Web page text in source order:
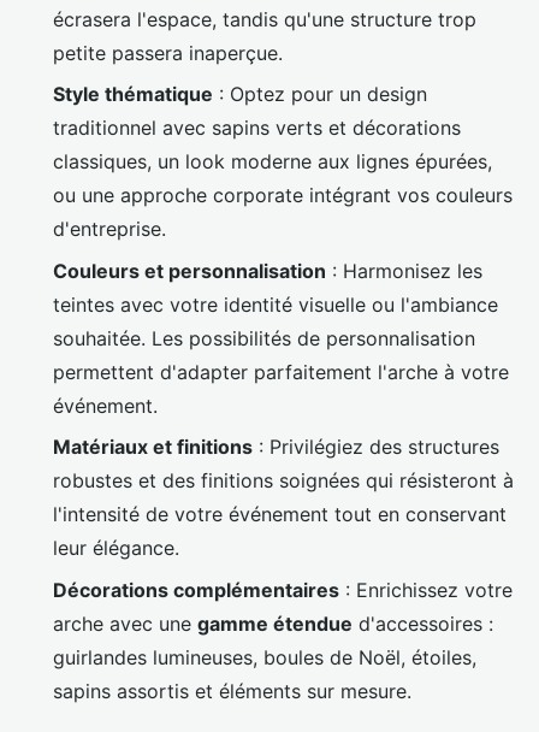
écrasera l'espace, tandis qu'une structure trop
petite passera inaperçue.
Style thématique : Optez pour un design
traditionnel avec sapins verts et décorations
classiques, un look moderne aux lignes épurées,
ou une approche corporate intégrant vos couleurs
d'entreprise.
Couleurs et personnalisation : Harmonisez les
teintes avec votre identité visuelle ou l'ambiance
souhaitée. Les possibilités de personnalisation
permettent d'adapter parfaitement l'arche à votre
événement.
Matériaux et finitions : Privilégiez des structures
robustes et des finitions soignées qui résisteront à
l'intensité de votre événement tout en conservant
leur élégance.
Décorations complémentaires : Enrichissez votre
arche avec une gamme étendue d'accessoires :
guirlandes lumineuses, boules de Noël, étoiles,
sapins assortis et éléments sur mesure.